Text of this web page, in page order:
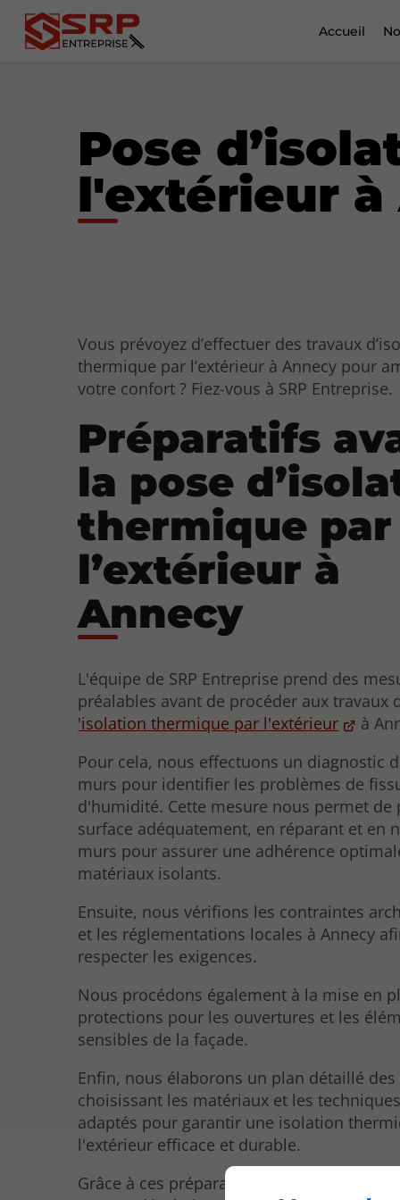
Accueil
Pose
l'extérieur à
Vous prévoyez d’effectuer des travaux
thermique par l’extérieur à Annecy pour
votre confort ? Fiez-vous à SRP Entreprise.
Préparatifs
la pose
thermique par
l’extérieur à
Annecy
L'équipe de SRP Entreprise prend des
préalables avant de procéder aux travaux
'isolation thermique par l'extérieur
à
Pour cela, nous effectuons un diagnostic
murs pour identifier les problèmes de
d'humidité. Cette mesure nous permet de
surface adéquatement, en réparant et en
murs pour assurer une adhérence
matériaux isolants.
Ensuite, nous vérifions les contraintes
et les réglementations locales à Annecy
respecter les exigences.
Nous procédons également à la mise en
protections pour les ouvertures et les
sensibles de la façade.
Enfin, nous élaborons un plan détaillé des
choisissant les matériaux et les
adaptés pour garantir une isolation
l'extérieur efficace et durable.
Grâce à ces préparatifs, nous assurons la